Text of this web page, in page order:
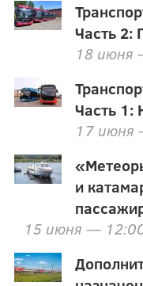
Часть 2:
18 июня
Часть 1:
17 июня
и
15 июня —